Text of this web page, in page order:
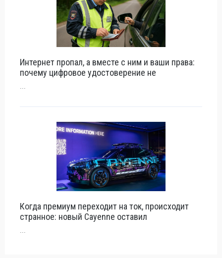
Интернет пропал, а вместе с ним и ваши права:
почему цифровое удостоверение не
...
Когда премиум переходит на ток, происходит
странное: новый Cayenne оставил
...